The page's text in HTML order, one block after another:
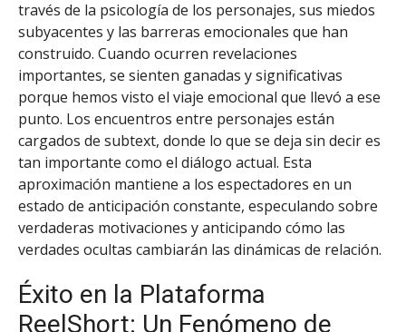
través de la psicología de los personajes, sus miedos
subyacentes y las barreras emocionales que han
construido. Cuando ocurren revelaciones
importantes, se sienten ganadas y significativas
porque hemos visto el viaje emocional que llevó a ese
punto. Los encuentros entre personajes están
cargados de subtext, donde lo que se deja sin decir es
tan importante como el diálogo actual. Esta
aproximación mantiene a los espectadores en un
estado de anticipación constante, especulando sobre
verdaderas motivaciones y anticipando cómo las
verdades ocultas cambiarán las dinámicas de relación.
Éxito en la Plataforma
ReelShort: Un Fenómeno de